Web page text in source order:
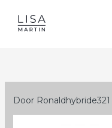
Door Ronaldhybride321